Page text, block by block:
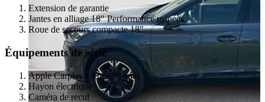
Extension de garantie
Jantes en alliage 18" Performance usinées
Roue de secours compacte 18"
Équipements de série
Apple Carplay / Android auto
Hayon électrique
Caméra de recul